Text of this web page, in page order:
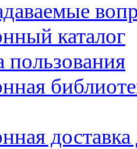
каталог
пользования